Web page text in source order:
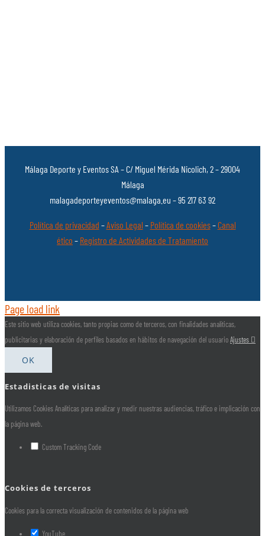
Málaga Deporte y Eventos SA – C/ Miguel Mérida Nicolich, 2 – 29004
Málaga
malagadeporteyeventos@malaga.eu – 95 217 63 92
Política de privacidad –Aviso Legal – Política de cookies–Canal
ético – Registro de Actividades de Tratamiento
Page load link
Este sitio web utiliza cookies, tanto propias como de terceros, con finalidades analíticas,
publicitarias y elaboración de perfiles basados en hábitos de navegación del usuarioAjustes
OK
Estadisticas de visitas
Utilizamos Cookies Analíticas para analizar y medir nuestras audiencias, tráfico e implicación con
la página web.
Custom Tracking Code
Cookies de terceros
Cookies para la correcta visualización de contenidos de la página web
YouTube